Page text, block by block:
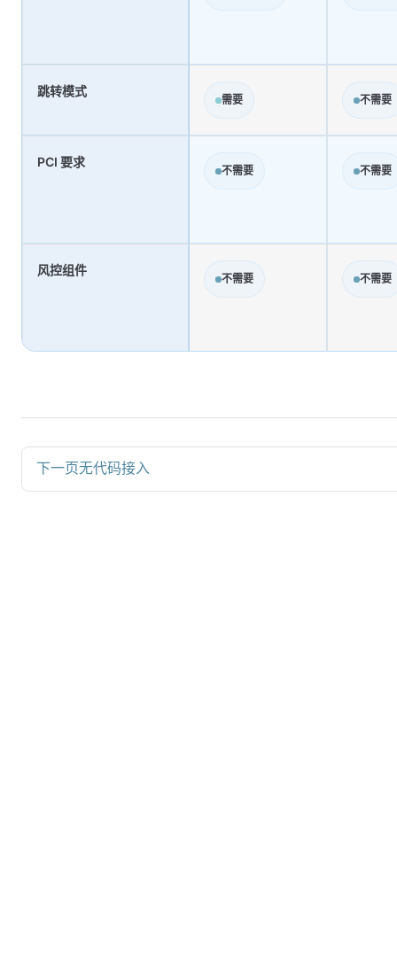
跳转模式
需要 不需要
PCI 要求
不需要 不需要
风控组件
不需要 不需要
下一页无代码接入